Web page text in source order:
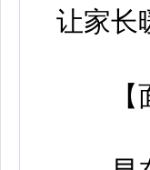
让家长
【面